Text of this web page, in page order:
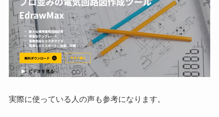
実際に使っている人の声も参考になります。